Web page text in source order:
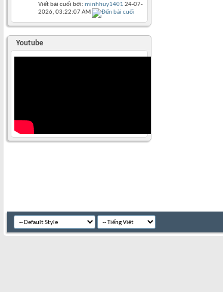
Viết bài cuối bởi: minhhuy1401 24-07-
2026, 03:22:07 AM
Youtube